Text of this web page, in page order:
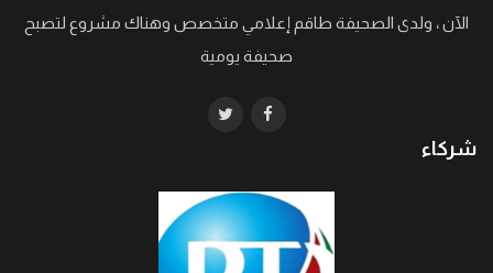
الآن ، ولدى الصحيفة طاقم إعلامي متخصص وهناك مشروع لتصبح
صحيفة يومية
شركاء